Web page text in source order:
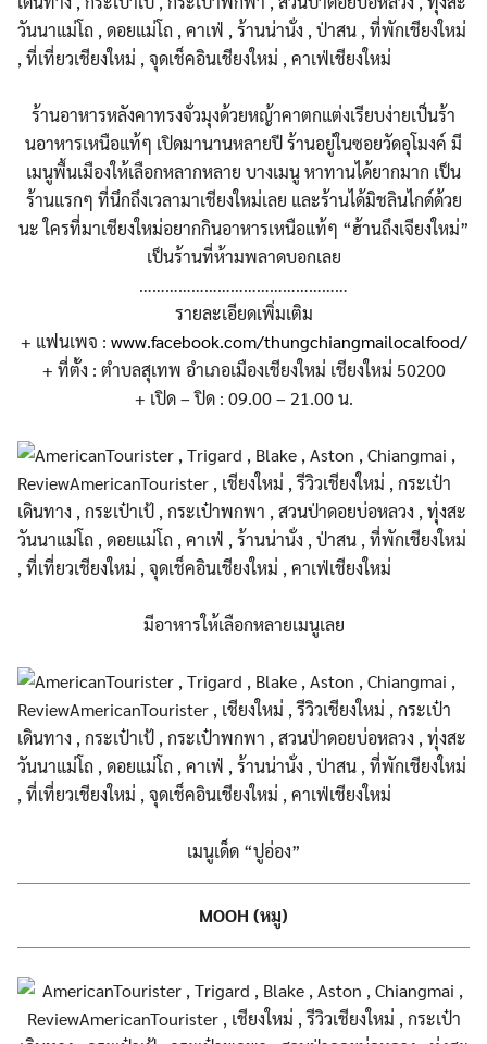
ร้านอาหารหลังคาทรงจั่วมุงด้วยหญ้าคาตกแต่งเรียบง่ายเป็นร้า
นอาหารเหนือแท้ๆ เปิดมานานหลายปี ร้านอยู่ในซอยวัดอุโมงค์ มี
เมนูพื้นเมืองให้เลือกหลากหลาย บางเมนู หาทานได้ยากมาก เป็น
ร้านแรกๆ ที่นึกถึงเวลามาเชียงใหม่เลย และร้านได้มิชลินไกด์ด้วย
นะใครที่มาเชียงใหม่อยากกินอาหารเหนือแท้ๆ “ฮ้านถึงเจียงใหม่”
เป็นร้านที่ห้ามพลาดบอกเลย
…………………………………………
รายละเอียดเพิ่มเติม
+ แฟนเพจ : www.facebook.com/thungchiangmailocalfood/
+ ที่ตั้ง : ตำบลสุเทพ อำเภอเมืองเชียงใหม่ เชียงใหม่ 50200
+ เปิด – ปิด : 09.00 – 21.00 น.
มีอาหารให้เลือกหลายเมนูเลย
เมนูเด็ด “ปูอ่อง”
MOOH (หมู)